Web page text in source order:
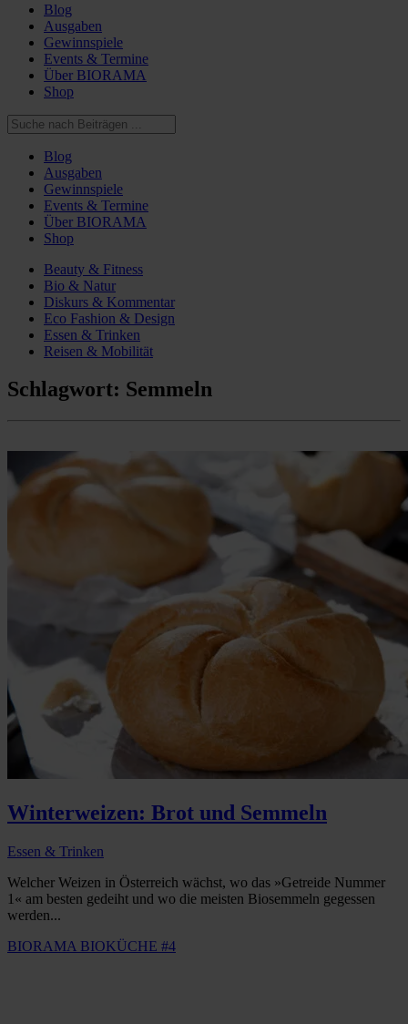
Blog
Ausgaben
Gewinnspiele
Events & Termine
Über BIORAMA
Shop
Blog
Ausgaben
Gewinnspiele
Events & Termine
Über BIORAMA
Shop
Beauty & Fitness
Bio & Natur
Diskurs & Kommentar
Eco Fashion & Design
Essen & Trinken
Reisen & Mobilität
Schlagwort: Semmeln
Winterweizen: Brot und Semmeln
Essen & Trinken
Welcher Weizen in Österreich wächst, wo das »Getreide Nummer
1« am besten gedeiht und wo die meisten Biosemmeln gegessen
werden...
BIORAMA BIOKÜCHE #4